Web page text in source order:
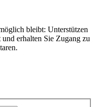
bleibt: Unterstützen
erhalten Sie Zugang zu